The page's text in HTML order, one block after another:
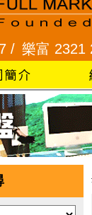
富 2321